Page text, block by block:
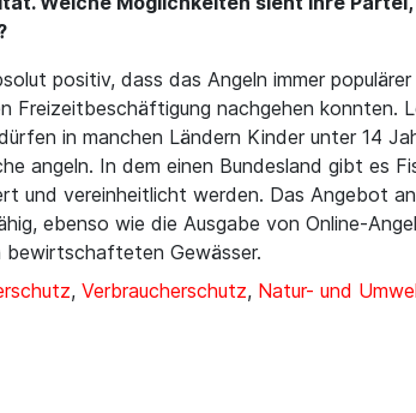
positiv, dass das Angeln immer
Freizeitbeschäftigung nachgehen konnten.
in manchen Ländern Kinder unter 14
angeln. In dem einen Bundesland gibt es
und vereinheitlicht werden. Das Angebot
ebenso wie die Ausgabe von Online-
bewirtschafteten Gewässer.
, Verbraucherschutz, Natur- und